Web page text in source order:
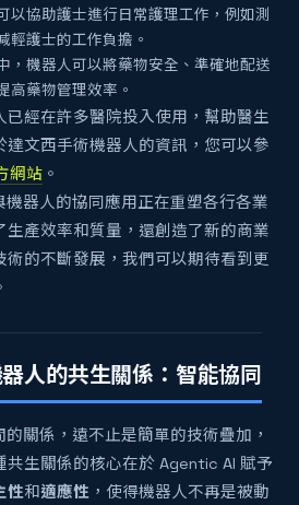
以協助護士進行日常護理工作，例如測
輕護士的工作負擔。
，機器人可以將藥物安全、準確地配送
高藥物管理效率。
經在許多醫院投入使用，幫助醫生
文西手術機器人的資訊，您可以參
網站 。
器人的協同應用正在重塑各行各業
生產效率和質量，還創造了新的商業
術的不斷發展，我們可以期待看到更
人的共生關係：智能協同
關係，遠不止是簡單的技術疊加，
共生關係的核心在於 Agentic AI 賦予
性和適應性 ，使得機器人不再是被動